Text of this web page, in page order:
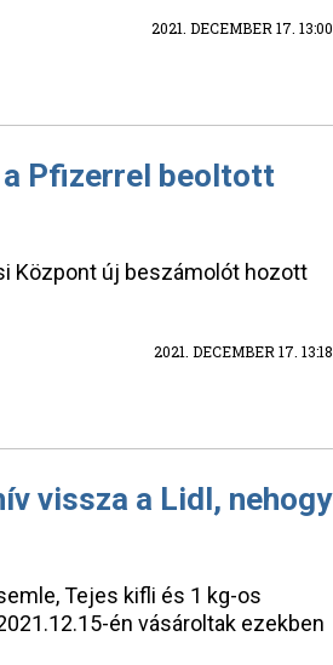
2021. DECEMBER 17. 13:00
Pfizerrel beoltott
Központ új beszámolót hozott
2021. DECEMBER 17. 13:18
vissza a Lidl, nehogy
Tejes kifli és 1 kg-os
én vásároltak ezekben